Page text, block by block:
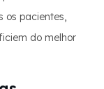
os pacientes,
do melhor